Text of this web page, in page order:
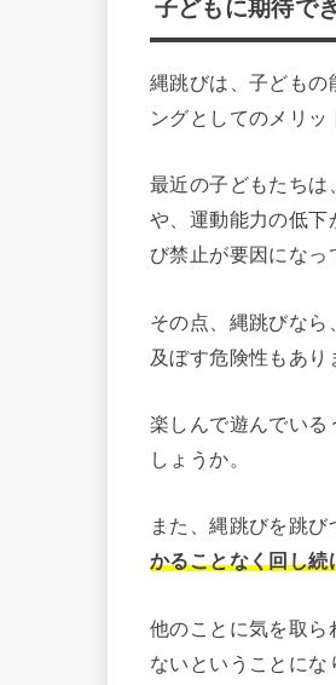
子どもに期待で
縄跳びは、子どもの
ングとしてのメリッ
最近の子どもたちは
や、運動能力の低下
び禁止が要因になっ
その点、縄跳びな
及ぼす危険性もあり
楽しんで遊んでいる
しょうか。
また、縄跳びを跳
かることなく回し続
他のことに気を取ら
ないということにな